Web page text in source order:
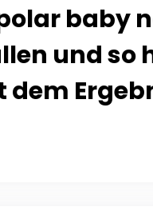
baby
und